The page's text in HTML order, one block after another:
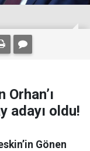
adayı oldu!
Gönen